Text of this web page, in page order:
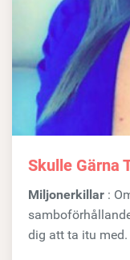
Skulle Gärna
Miljonerkillar :
dig att ta itu